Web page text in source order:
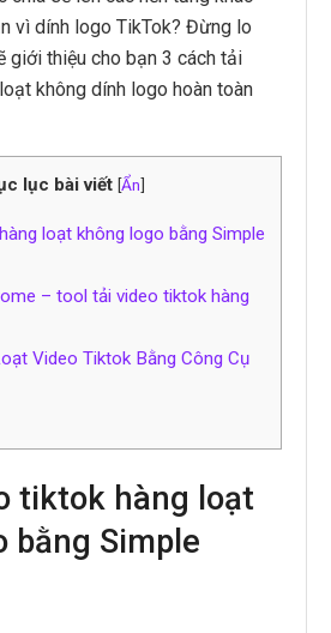
vì dính logo TikTok? Đừng lo
giới thiệu cho bạn 3 cách tải
không dính logo hoàn toàn
lục bài viết [Ẩn]
loạt không logo bằng Simple
– tool tải video tiktok hàng
Video Tiktok Bằng Công Cụ
tiktok hàng loạt
bằng Simple